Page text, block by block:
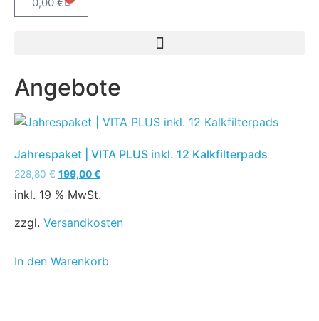
0,00 €
Angebote
Jahrespaket | VITA PLUS inkl. 12 Kalkfilterpads
228,80€ 199,00€
inkl. 19 % MwSt.
zzgl. Versandkosten
In den Warenkorb